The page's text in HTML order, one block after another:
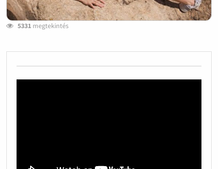
5331megtekintés